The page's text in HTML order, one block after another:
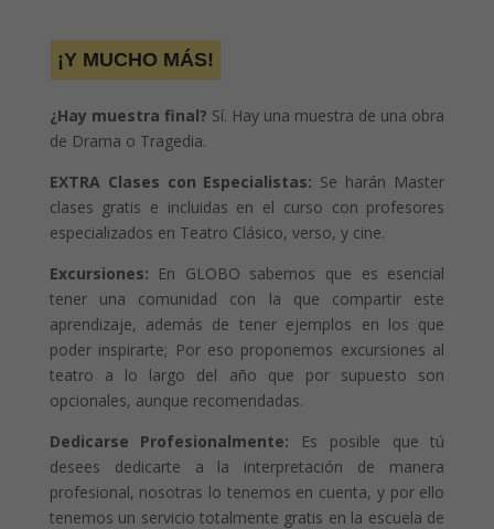
¡Y MUCHO MÁS!
¿Hay muestra final? Sí. Hay una muestra de una obra
de Drama o Tragedia.
EXTRA Clases con Especialistas: Se harán Master
clases gratis e incluidas en el curso con profesores
especializados en Teatro Clásico, verso, y cine.
Excursiones: En GLOBO sabemos que es esencial
tener una comunidad con la que compartir este
aprendizaje, además de tener ejemplos en los que
poder inspirarte; Por eso proponemos excursiones al
teatro a lo largo del año que por supuesto son
opcionales, aunque recomendadas.
Dedicarse Profesionalmente: Es posible que tú
desees dedicarte a la interpretación de manera
profesional, nosotras lo tenemos en cuenta, y por ello
tenemos un servicio totalmente gratis en la escuela de